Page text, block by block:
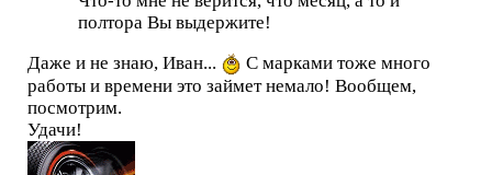
полтора Вы выдержите!
Даже и не знаю, Иван...
С марками тоже много
работы и времени это займет немало! Вообщем,
посмотрим.
Удачи!